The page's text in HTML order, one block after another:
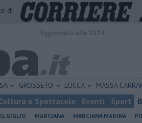
di
GROSSETO LUCCA MASSA
e Spettacolo Eventi Sport
GIGLIO MARCIANA MARCIANA MARINA